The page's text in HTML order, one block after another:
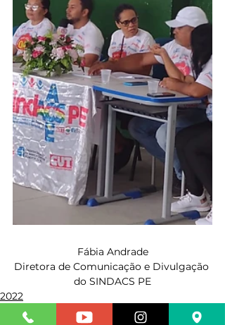
Fábia Andrade
Diretora de Comunicação e Divulgação
do SINDACS PE
2022